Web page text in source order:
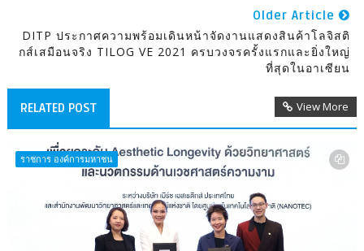
Older Article
DITP ประกาศความพร้อมเดินหน้าจัดงานแสดงสินค้าโลจิสติ
กส์เสมือนจริง TILOG VE 2021 ครบวงจรครั้งแรกและยิ่งใหญ่
ที่สุดในอาเซียน
RELATED POST View More
ราชการ องค์การมหาชน